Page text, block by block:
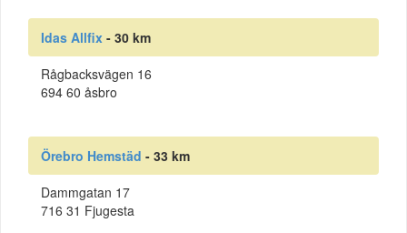
Idas Allfix - 30 km
Rågbacksvägen 16
694 60 åsbro
Örebro Hemstäd - 33 km
Dammgatan 17
716 31 Fjugesta